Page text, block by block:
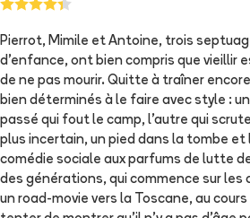
Pierrot, Mimile et Antoine, trois
d'enfance, ont bien compris que vieillir
de ne pas mourir. Quitte à traîner
bien déterminés à le faire avec style :
passé qui fout le camp, l'autre qui
plus incertain, un pied dans la tombe et
comédie sociale aux parfums de lutte
des générations, qui commence sur les
un road-movie vers la Toscane, au